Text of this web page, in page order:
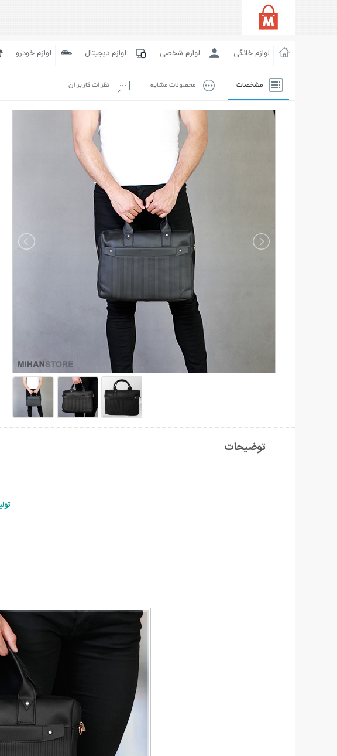
لوازم خانگی لوازم شخصی لوازم دیجیتال لوازم خودرو
مشخصات محصولات مشابه نظرات کاربران
توضیحات